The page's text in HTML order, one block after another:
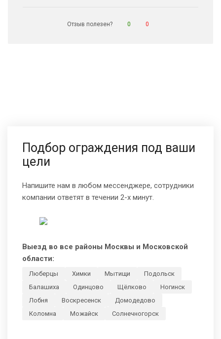
Отзыв полезен? 0 0
Подбор ограждения под ваши
цели
Напишите нам в любом мессенджере, сотрудники
компании ответят в течении 2-х минут.
Выезд во все районы Москвы и Московской
области:
Люберцы Химки Мытищи
Подольск
Балашиха
Одинцово Щёлково
Ногинск
Лобня
Воскресенск
Домодедово
Коломна
Можайск Солнечногорск